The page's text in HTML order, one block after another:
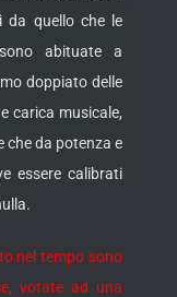
da quello che le
abituate a
doppiato delle
carica musicale,
che da potenza e
essere calibrati
nel tempo sono
votate ad una